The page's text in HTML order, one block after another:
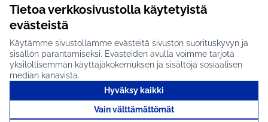
Tietoa verkkosivustolla käytetyistä
evästeistä
Käytämme sivustollamme evästeitä sivuston suorituskyvyn ja
sisällön parantamiseksi. Evästeiden avulla voimme tarjota
yksilöllisemmän käyttäjäkokemuksen ja sisältöjä sosiaalisen
median kanavista.
Hyväksy kaikki
Vain välttämättömät
Ohjeet kirjautumiseen
Ohjeet kommentin jättämiseen
Creative Commons -lisenssi
(Ulkoinen linkki)Verkkosivusto luotuvapaan ohjelmiston
Tuusulan osallistumisalusta X-palvelussa
(Ulkoinen linkki)